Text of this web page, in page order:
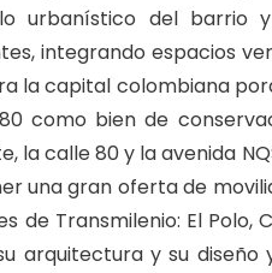
urbanístico del barrio
integrando espacios
la capital colombiana
como bien de
la calle 80 y la avenida
una gran oferta de
de Transmilenio: El Polo,
arquitectura y su diseño